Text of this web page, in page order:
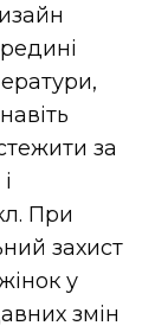
за
При
захист
у
змін